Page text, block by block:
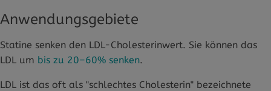
Anwendungsgebiete
Statine senken den LDL-Cholesterinwert. Sie können das
LDL um bis zu 20–60% senken.
LDL ist das oft als "schlechtes Cholesterin" bezeichnete